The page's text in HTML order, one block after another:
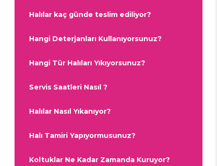
Halılar kaç günde teslim ediliyor?
Hangi Deterjanları Kullanıyorsunuz?
Hangi Tür Halıları Yıkıyorsunuz?
Servis Saatleri Nasıl ?
Halılar Nasıl Yıkanıyor?
Halı Tamiri Yapıyormusunuz?
Koltuklar Ne Kadar Zamanda Kuruyor?